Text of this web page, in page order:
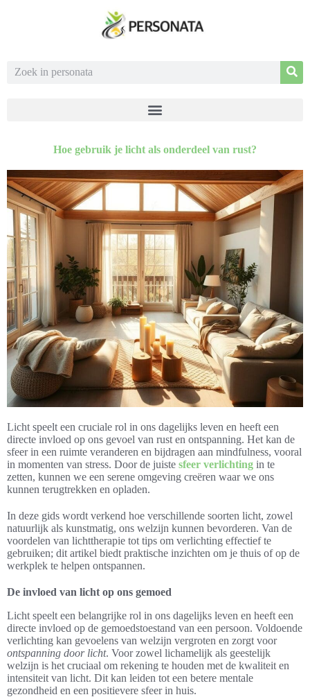
Hoe gebruik je licht als onderdeel van rust?
Licht speelt een cruciale rol in ons dagelijks leven en heeft een
directe invloed op ons gevoel van rust en ontspanning. Het kan de
sfeer in een ruimte veranderen en bijdragen aan mindfulness, vooral
in momenten van stress. Door de juiste sfeer verlichting in te
zetten, kunnen we een serene omgeving creëren waar we ons
kunnen terugtrekken en opladen.
In deze gids wordt verkend hoe verschillende soorten licht, zowel
natuurlijk als kunstmatig, ons welzijn kunnen bevorderen. Van de
voordelen van lichttherapie tot tips om verlichting effectief te
gebruiken; dit artikel biedt praktische inzichten om je thuis of op de
werkplek te helpen ontspannen.
De invloed van licht op ons gemoed
Licht speelt een belangrijke rol in ons dagelijks leven en heeft een
directe invloed op de gemoedstoestand van een persoon. Voldoende
verlichting kan gevoelens van welzijn vergroten en zorgt voor
ontspanning door licht. Voor zowel lichamelijk als geestelijk
welzijn is het cruciaal om rekening te houden met de kwaliteit en
intensiteit van licht. Dit kan leiden tot een betere mentale
gezondheid en een positievere sfeer in huis.